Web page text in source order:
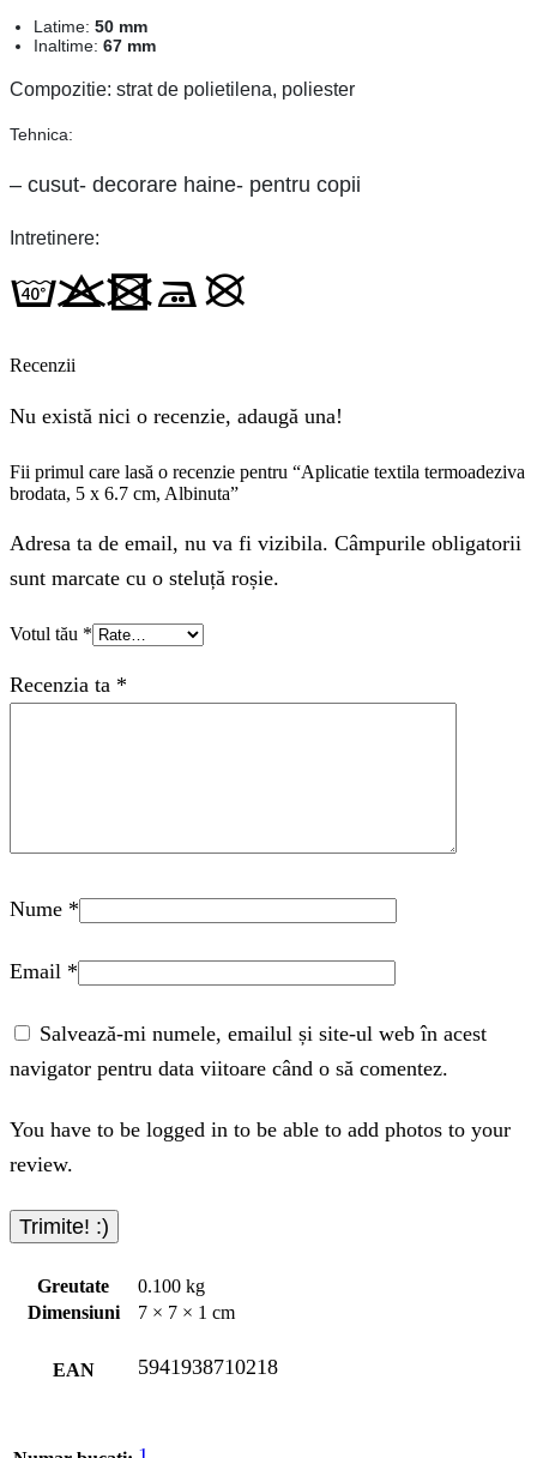
Latime: 50 mm
Inaltime: 67 mm
Compozitie: strat de polietilena, poliester
Tehnica:
– cusut- decorare haine- pentru copii
Intretinere:
Recenzii
Nu există nici o recenzie, adaugă una!
Fii primul care lasă o recenzie pentru “Aplicatie textila termoadeziva
brodata, 5 x 6.7 cm, Albinuta”
Adresa ta de email, nu va fi vizibila. Câmpurile obligatorii
sunt marcate cu o steluță roșie.
Votul tău *
Recenzia ta *
Nume *
Email *
Salvează-mi numele, emailul și site-ul web în acest
navigator pentru data viitoare când o să comentez.
You have to be logged in to be able to add photos to your
review.
Greutate
0.100 kg
Dimensiuni
7 × 7 × 1 cm
EAN 5941938710218